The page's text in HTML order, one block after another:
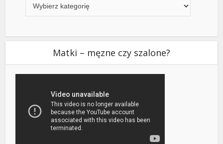
Matki – męzne czy szalone?